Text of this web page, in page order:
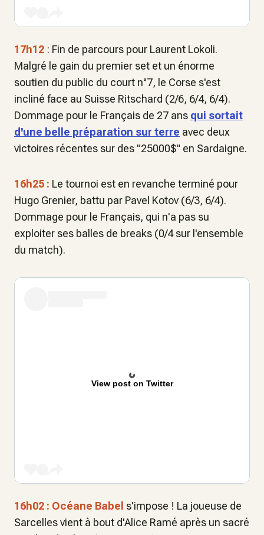
17h12 : Fin de parcours pour Laurent Lokoli.
Malgré le gain du premier set et un énorme
soutien du public du court n°7, le Corse s'est
incliné face au Suisse Ritschard (2/6, 6/4, 6/4).
Dommage pour le Français de 27 ans qui sortait
d'une belle préparation sur terre avec deux
victoires récentes sur des "25000$" en Sardaigne.
16h25 : Le tournoi est en revanche terminé pour
Hugo Grenier, battu par Pavel Kotov (6/3, 6/4).
Dommage pour le Français, qui n'a pas su
exploiter ses balles de breaks (0/4 sur l'ensemble
du match).
View post on Twitter
16h02 : Océane Babel s'impose ! La joueuse de
Sarcelles vient à bout d'Alice Ramé après un sacré